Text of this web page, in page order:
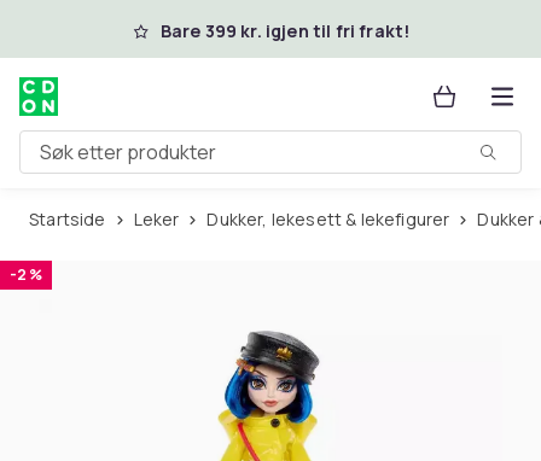
Hopp til hovedinnholdBare 399 kr. igjen til fri frakt!
Søk etter produkter
Startside Leker Dukker, lekesett & lekefigurer
-2 %